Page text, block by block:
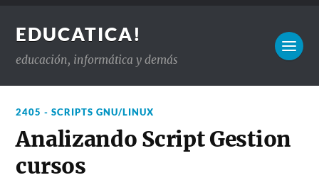
EDUCATICA!
educación, informática y demás
2405 - SCRIPTS GNU/LINUX
Analizando Script Gestion
cursos